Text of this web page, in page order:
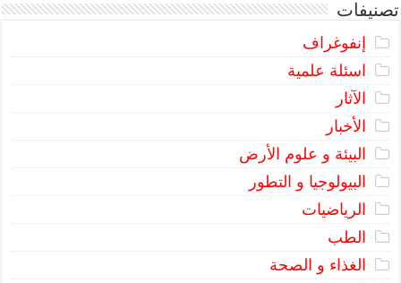
تصنيفات
إنفوغراف
اسئلة علمية
الآثار
الأخبار
البيئة و علوم الأرض
البيولوجيا و التطور
الرياضيات
الطب
الغذاء و الصحة